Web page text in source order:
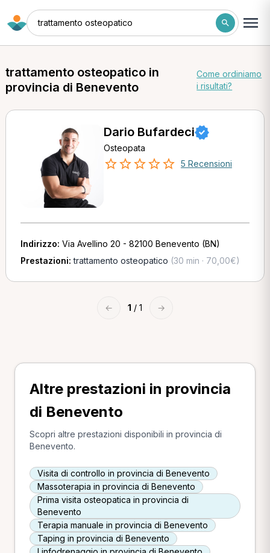
trattamento osteopatico
trattamento osteopatico in
provincia di Benevento
Come ordiniamo
i risultati?
Dario Bufardeci
Osteopata
5 Recensioni
Indirizzo: Via Avellino 20 - 82100 Benevento (BN)
Prestazioni:trattamento osteopatico (30 min · 70,00€)
← 1 / 1 →
Altre prestazioni in provincia
di Benevento
Scopri altre prestazioni disponibili in provincia di
Benevento.
Visita di controllo in provincia di Benevento
Massoterapia in provincia di Benevento
Prima visita osteopatica in provincia di
Benevento
Terapia manuale in provincia di Benevento
Taping in provincia di Benevento